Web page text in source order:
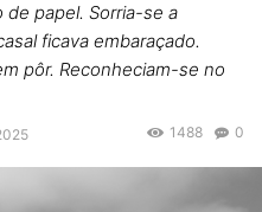
papel. Sorria-se a
ficava embaraçado.
pôr. Reconheciam-se no
0
1488